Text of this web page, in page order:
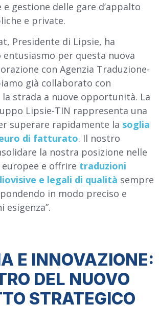
gestione delle gare d’appalto
e private.
Presidente di Lipsie, ha
entusiasmo per questa nuova
con Agenzia Traduzione-
già collaborato con
la strada a nuove opportunità. La
Lipsie-TIN rappresenta una
superare rapidamente la soglia
di fatturato. Il nostro
la nostra posizione nelle
europee e offrire traduzioni
e legali di qualità sempre
in modo preciso e
esigenza”.
E INNOVAZIONE:
DEL NUOVO
STRATEGICO